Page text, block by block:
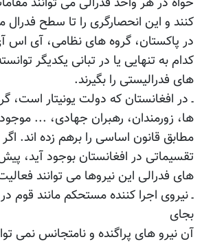
کنند و این انحصارگری را تا سطح فدرال
در پاکستان، گروه های نظامی، آی اس
کدام به تنهایی یا در تبانی یکدیگر
های فدرالیستی را بگیرند.
ـ در افغانستان که دولت یونیتار است،
ها، زورمندان، رهبران جهادی، ...
مطابق قانون اساسی را برهم زده اند.
تقسیماتی در افغانستان بوجود آید،
های فدرالی این نیروها می توانند
ـ نیروی اجرا کننده مستحکم مانند قوم
بجای
آن نیرو های پراگنده و نامتجانس نمی